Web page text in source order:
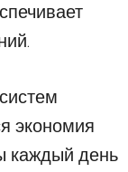
экономия
каждый день